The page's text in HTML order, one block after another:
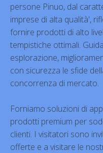
persone Pinuo, dal
imprese di alta qualità',
fornire prodotti di alto
tempistiche ottimali.
esplorazione,
con sicurezza le sfide
concorrenza di mercato.
Forniamo soluzioni di
prodotti premium per
clienti. I visitatori sono
offerte e a visitare le